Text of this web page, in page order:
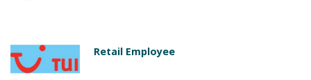
Retail Employee